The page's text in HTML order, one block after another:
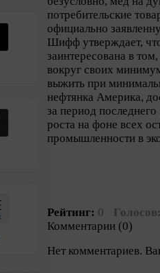
потребительские
официально
Шифф утверждает,
заинтересована в
вокруг своих
выжить при
нефтянка Америка,
за период
роста на фоне всех
промышленности в
Рейтинг: 0
Комментарии (0)
Нет комментариев.